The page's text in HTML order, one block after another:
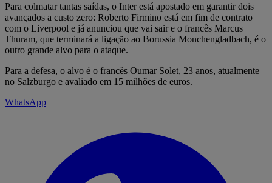
Para colmatar tantas saídas, o Inter está apostado em garantir dois
avançados a custo zero: Roberto Firmino está em fim de contrato
com o Liverpool e já anunciou que vai sair e o francês Marcus
Thuram, que terminará a ligação ao Borussia Monchengladbach, é o
outro grande alvo para o ataque.
Para a defesa, o alvo é o francês Oumar Solet, 23 anos, atualmente
no Salzburgo e avaliado em 15 milhões de euros.
WhatsApp